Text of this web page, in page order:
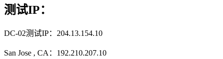
测试IP：
DC-02测试IP：204.13.154.10
San Jose , CA：192.210.207.10